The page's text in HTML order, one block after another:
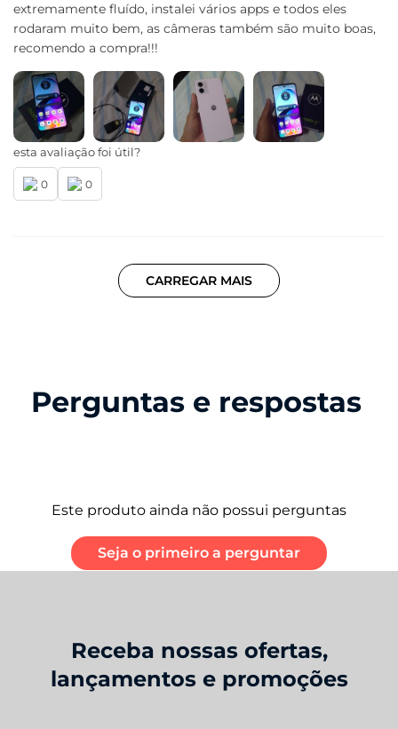
extremamente fluído, instalei vários apps e todos eles
rodaram muito bem, as câmeras também são muito boas,
recomendo a compra!!!
esta avaliação foi útil?
0 0
CARREGAR MAIS
Perguntas e respostas
Este produto ainda não possui perguntas
Seja o primeiro a perguntar
Receba nossas ofertas,
lançamentos e promoções